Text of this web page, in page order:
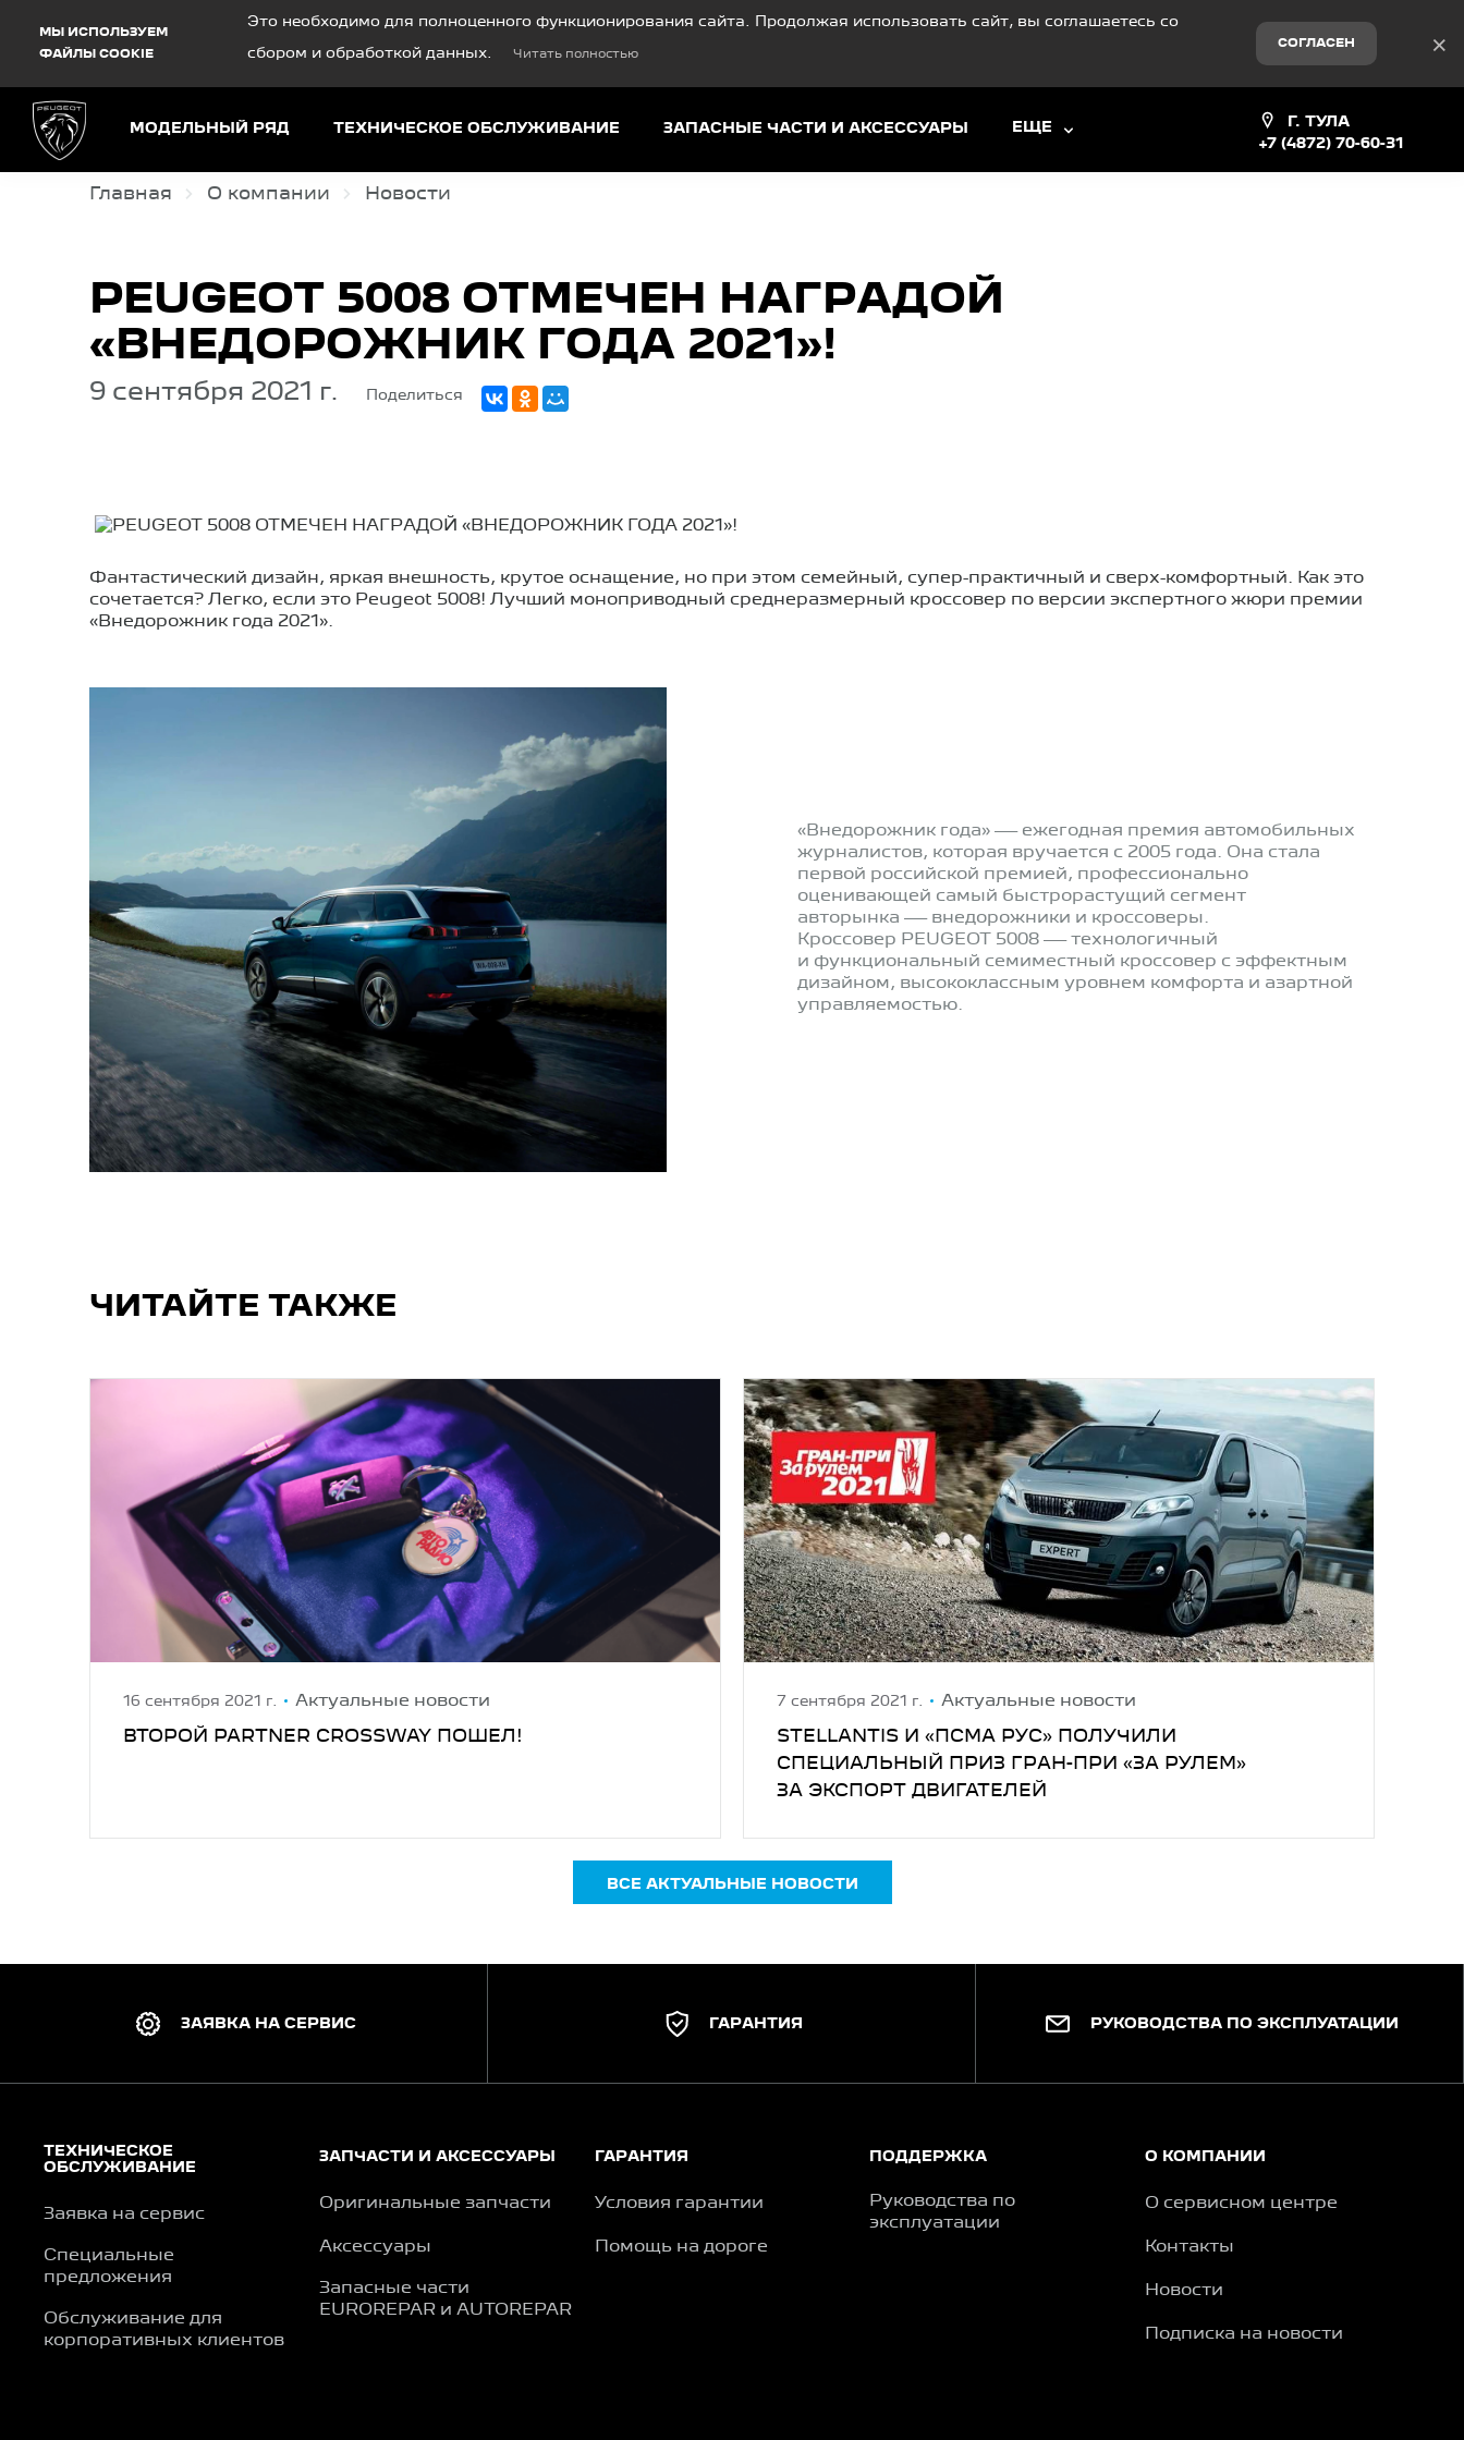
МЫ ИСПОЛЬЗУЕМ
ФАЙЛЫ COOKIE
Это необходимо для полноценного функционирования сайта. Продолжая использовать сайт, вы соглашаетесь со
сбором и обработкой данных. Читать полностью
СОГЛАСЕН ×
МОДЕЛЬНЫЙ РЯД ТЕХНИЧЕСКОЕ ОБСЛУЖИВАНИЕ ЗАПАСНЫЕ ЧАСТИ И АКСЕССУАРЫ ЕЩЕ
Г. ТУЛА
+7 (4872) 70-60-31
Главная О компании Новости
PEUGEOT 5008 ОТМЕЧЕН НАГРАДОЙ
«ВНЕДОРОЖНИК ГОДА 2021»!
9 сентября 2021 г. Поделиться
Фантастический дизайн, яркая внешность, крутое оснащение, но при этом семейный, супер-практичный и сверх-комфортный. Как это
сочетается? Легко, если это Peugeot 5008! Лучший моноприводный среднеразмерный кроссовер по версии экспертного жюри премии
«Внедорожник года 2021».
«Внедорожник года» — ежегодная премия автомобильных
журналистов, которая вручается с 2005 года. Она стала
первой российской премией, профессионально
оценивающей самый быстрорастущий сегмент
авторынка — внедорожники и кроссоверы.
Кроссовер PEUGEOT 5008 — технологичный
и функциональный семиместный кроссовер с эффектным
дизайном, высококлассным уровнем комфорта и азартной
управляемостью.
ЧИТАЙТЕ ТАКЖЕ
16 сентября 2021 г. Актуальные новости
ВТОРОЙ PARTNER CROSSWAY ПОШЕЛ!
7 сентября 2021 г. Актуальные новости
STELLANTIS И «ПСМА РУС» ПОЛУЧИЛИ
СПЕЦИАЛЬНЫЙ ПРИЗ ГРАН-ПРИ «ЗА РУЛЕМ»
ЗА ЭКСПОРТ ДВИГАТЕЛЕЙ
ВСЕ АКТУАЛЬНЫЕ НОВОСТИ
ЗАЯВКА НА СЕРВИС ГАРАНТИЯ РУКОВОДСТВА ПО ЭКСПЛУАТАЦИИ
ТЕХНИЧЕСКОЕ
ОБСЛУЖИВАНИЕ
Заявка на сервис
Специальные
предложения
Обслуживание для
корпоративных клиентов
ЗАПЧАСТИ И АКСЕССУАРЫ
Оригинальные запчасти
Аксессуары
Запасные части
EUROREPAR и AUTOREPAR
ГАРАНТИЯ
Условия гарантии
Помощь на дороге
ПОДДЕРЖКА
Руководства по
эксплуатации
О КОМПАНИИ
О сервисном центре
Контакты
Новости
Подписка на новости